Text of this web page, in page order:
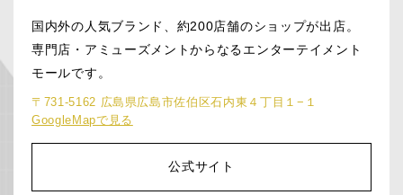
国内外の人気ブランド、約200店舗のショップが出店。
専門店・アミューズメントからなるエンターテイメント
モールです。
〒731-5162 広島県広島市佐伯区石内東４丁目１−１
GoogleMapで見る
公式サイト